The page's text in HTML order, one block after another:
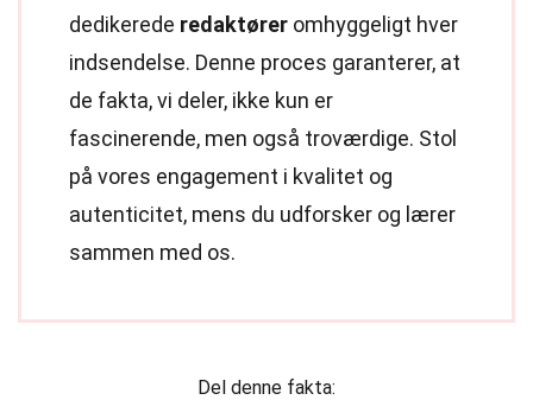
dedikerede redaktører omhyggeligt hver
indsendelse. Denne proces garanterer, at
de fakta, vi deler, ikke kun er
fascinerende, men også troværdige. Stol
på vores engagement i kvalitet og
autenticitet, mens du udforsker og lærer
sammen med os.
Del denne fakta: